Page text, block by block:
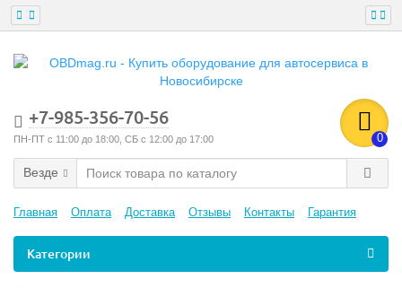
+7-985-356-70-56
ПН-ПТ с 11:00 до 18:00, СБ с 12:00 до 17:00 0
Везде
Главная Оплата Доставка Отзывы Контакты Гарантия
Категории